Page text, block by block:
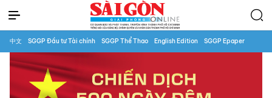
中文 SGGP Đầu tư Tài chính SGGP Thể Thao English Edition SGGP Epaper